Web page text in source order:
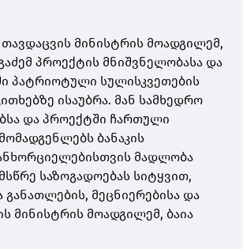
მინისტრის მოადგილემ,
პროექტის მნიშვნელობასა და
პატრიოტული სულისკვეთების
ისაუბრა. მან სამხედრო
და პროექტში ჩართული
ბანაკის
მადლობა
საზოგადოებას სიტყვით,
განათლების, მეცნიერებისა და
მინისტრის მოადგილემ, ბაია